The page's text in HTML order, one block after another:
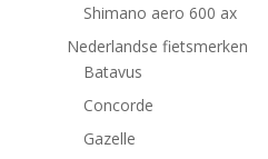
Shimano aero 600 ax
Nederlandse fietsmerken
Batavus
Concorde
Gazelle